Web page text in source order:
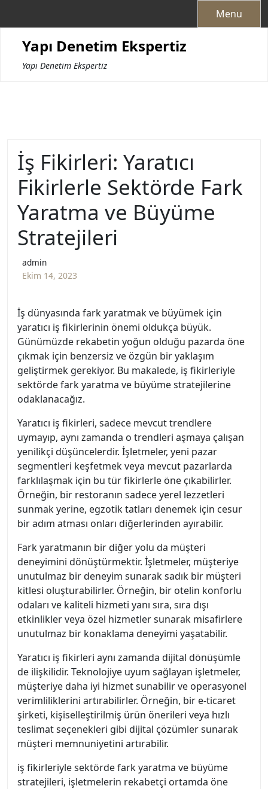
Menu
Yapı Denetim Ekspertiz
Yapı Denetim Ekspertiz
İş Fikirleri: Yaratıcı
Fikirlerle Sektörde Fark
Yaratma ve Büyüme
Stratejileri
admin
Ekim 14, 2023
İş dünyasında fark yaratmak ve büyümek için
yaratıcı iş fikirlerinin önemi oldukça büyük.
Günümüzde rekabetin yoğun olduğu pazarda öne
çıkmak için benzersiz ve özgün bir yaklaşım
geliştirmek gerekiyor. Bu makalede, iş fikirleriyle
sektörde fark yaratma ve büyüme stratejilerine
odaklanacağız.
Yaratıcı iş fikirleri, sadece mevcut trendlere
uymayıp, aynı zamanda o trendleri aşmaya çalışan
yenilikçi düşüncelerdir. İşletmeler, yeni pazar
segmentleri keşfetmek veya mevcut pazarlarda
farklılaşmak için bu tür fikirlerle öne çıkabilirler.
Örneğin, bir restoranın sadece yerel lezzetleri
sunmak yerine, egzotik tatları denemek için cesur
bir adım atması onları diğerlerinden ayırabilir.
Fark yaratmanın bir diğer yolu da müşteri
deneyimini dönüştürmektir. İşletmeler, müşteriye
unutulmaz bir deneyim sunarak sadık bir müşteri
kitlesi oluşturabilirler. Örneğin, bir otelin konforlu
odaları ve kaliteli hizmeti yanı sıra, sıra dışı
etkinlikler veya özel hizmetler sunarak misafirlere
unutulmaz bir konaklama deneyimi yaşatabilir.
Yaratıcı iş fikirleri aynı zamanda dijital dönüşümle
de ilişkilidir. Teknolojiye uyum sağlayan işletmeler,
müşteriye daha iyi hizmet sunabilir ve operasyonel
verimliliklerini artırabilirler. Örneğin, bir e-ticaret
şirketi, kişiselleştirilmiş ürün önerileri veya hızlı
teslimat seçenekleri gibi dijital çözümler sunarak
müşteri memnuniyetini artırabilir.
iş fikirleriyle sektörde fark yaratma ve büyüme
stratejileri, işletmelerin rekabetçi ortamda öne